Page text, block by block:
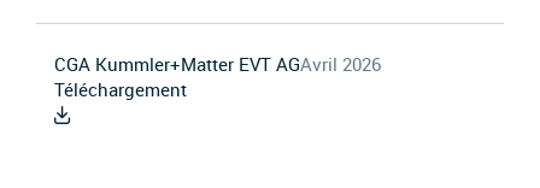
CGA Kummler+Matter EVT AGAvril 2026
Téléchargement